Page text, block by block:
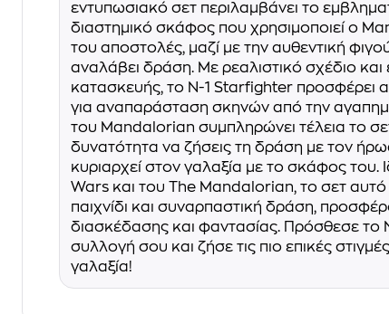
εντυπωσιακό σετ περιλαμβάνει το
διαστημικό σκάφος που χρησιμοποιεί ο
του αποστολές, μαζί με την αυθεντική
αναλάβει δράση. Με ρεαλιστικό σχέδιο και
κατασκευής, το N-1 Starfighter προσφέρει
για αναπαράσταση σκηνών από την
του Mandalorian συμπληρώνει τέλεια το
δυνατότητα να ζήσεις τη δράση με τον
κυριαρχεί στον γαλαξία με το σκάφος του.
Wars και του The Mandalorian, το σετ αυτό
παιχνίδι και συναρπαστική δράση,
διασκέδασης και φαντασίας. Πρόσθεσε το
συλλογή σου και ζήσε τις πιο επικές
γαλαξία!